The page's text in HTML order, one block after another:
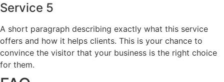
Service 5
A short paragraph describing exactly what this service
offers and how it helps clients. This is your chance to
convince the visitor that your business is the right choice
for them.